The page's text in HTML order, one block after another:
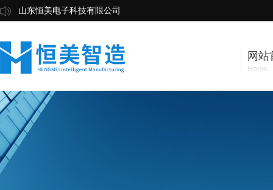
山东恒美电子科技有限公司
网站
Home